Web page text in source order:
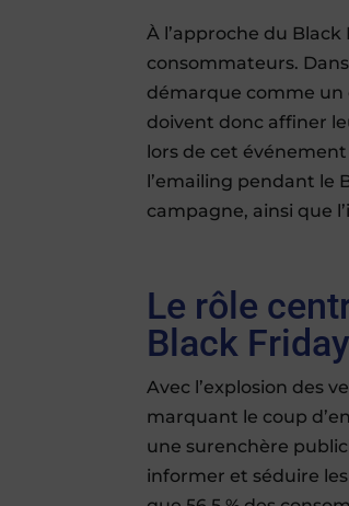
À l’approche du
consommateurs.
démarque comme un
doivent donc affiner
lors de cet
l’emailing pendant le
campagne, ainsi que
Le rôle
Black Friday
Avec l’explosion des
marquant le coup
une surenchère
informer et séduire